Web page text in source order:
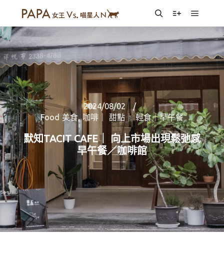
SearchMore info
Main
2024/08/02
Food 美食,咖啡｜ 甜點｜ 輕食｜早午餐
默知TACIT CAFE｜ 向上市場出現鬆弛感
早午餐／咖啡館